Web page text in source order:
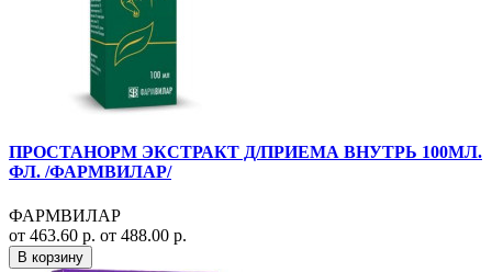
ПРОСТАНОРМ ЭКСТРАКТ Д/ПРИЕМА ВНУТРЬ 100МЛ.
ФЛ. /ФАРМВИЛАР/
ФАРМВИЛАР
от 463.60 р. от 488.00 р.
В корзину